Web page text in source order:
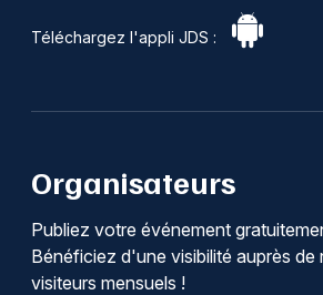
Téléchargez l'appli JDS :
Organisateurs
Publiez votre événement
Bénéficiez d'une visibilité auprès
visiteurs mensuels !